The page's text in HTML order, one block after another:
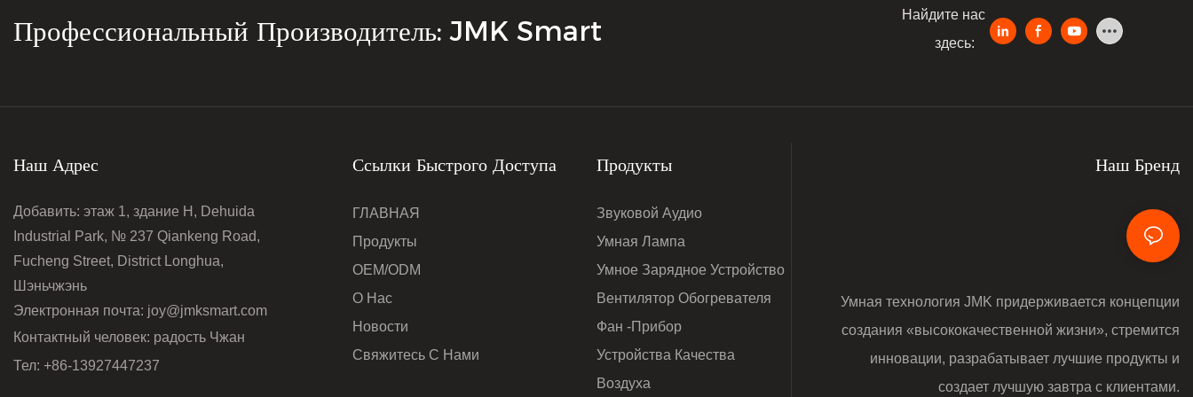
portable design, to meet the needs of all-
Профессиональный Производитель: JMK Smart
Найдите нас
здесь:
Наш Адрес
Добавить: этаж 1, здание H, Dehuida
Industrial Park, № 237 Qiankeng Road,
Fucheng Street, District Longhua,
Шэньчжэнь
Электронная почта: joy@jmksmart.com
Контактный человек: радость Чжан
Тел: +86-13927447237
Ссылки Быстрого Доступа
ГЛАВНАЯ
Продукты
OEM/ODM
О Нас
Новости
Свяжитесь С Нами
Продукты
Звуковой Аудио
Умная Лампа
Умное Зарядное Устройство
Вентилятор Обогревателя
Фан -прибор
Устройства Качества
Воздуха
Наш Бренд
Умная технология JMK придерживается концепции
создания «высококачественной жизни», стремится
инновации, разрабатывает лучшие продукты и
создает лучшую завтра с клиентами.